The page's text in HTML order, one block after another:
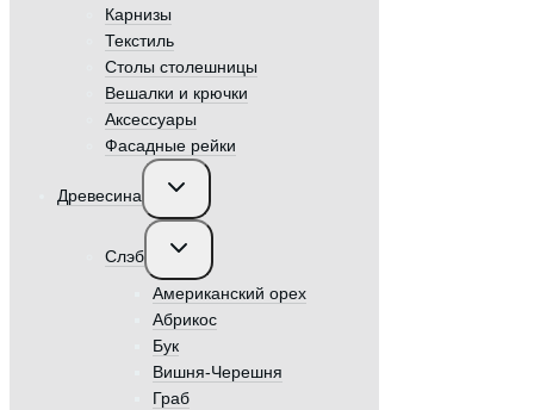
Карнизы
Текстиль
Столы столешницы
Вешалки и крючки
Аксессуары
Фасадные рейки
Древесина
Переключить
дочернее
Слэб
Переключить
дочернее
Американский орех
Абрикос
Бук
Вишня-Черешня
Граб